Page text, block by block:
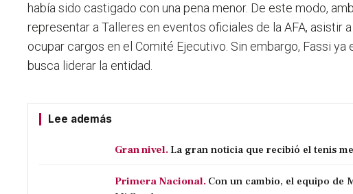
había sido castigado con una pena menor. De este modo,
representar a Talleres en eventos oficiales de la AFA, asistir
ocupar cargos en el Comité Ejecutivo. Sin embargo, Fassi ya
busca liderar la entidad.
Lee además
Gran nivel. La gran noticia que recibió el tenis
Primera Nacional. Con un cambio, el equipo de